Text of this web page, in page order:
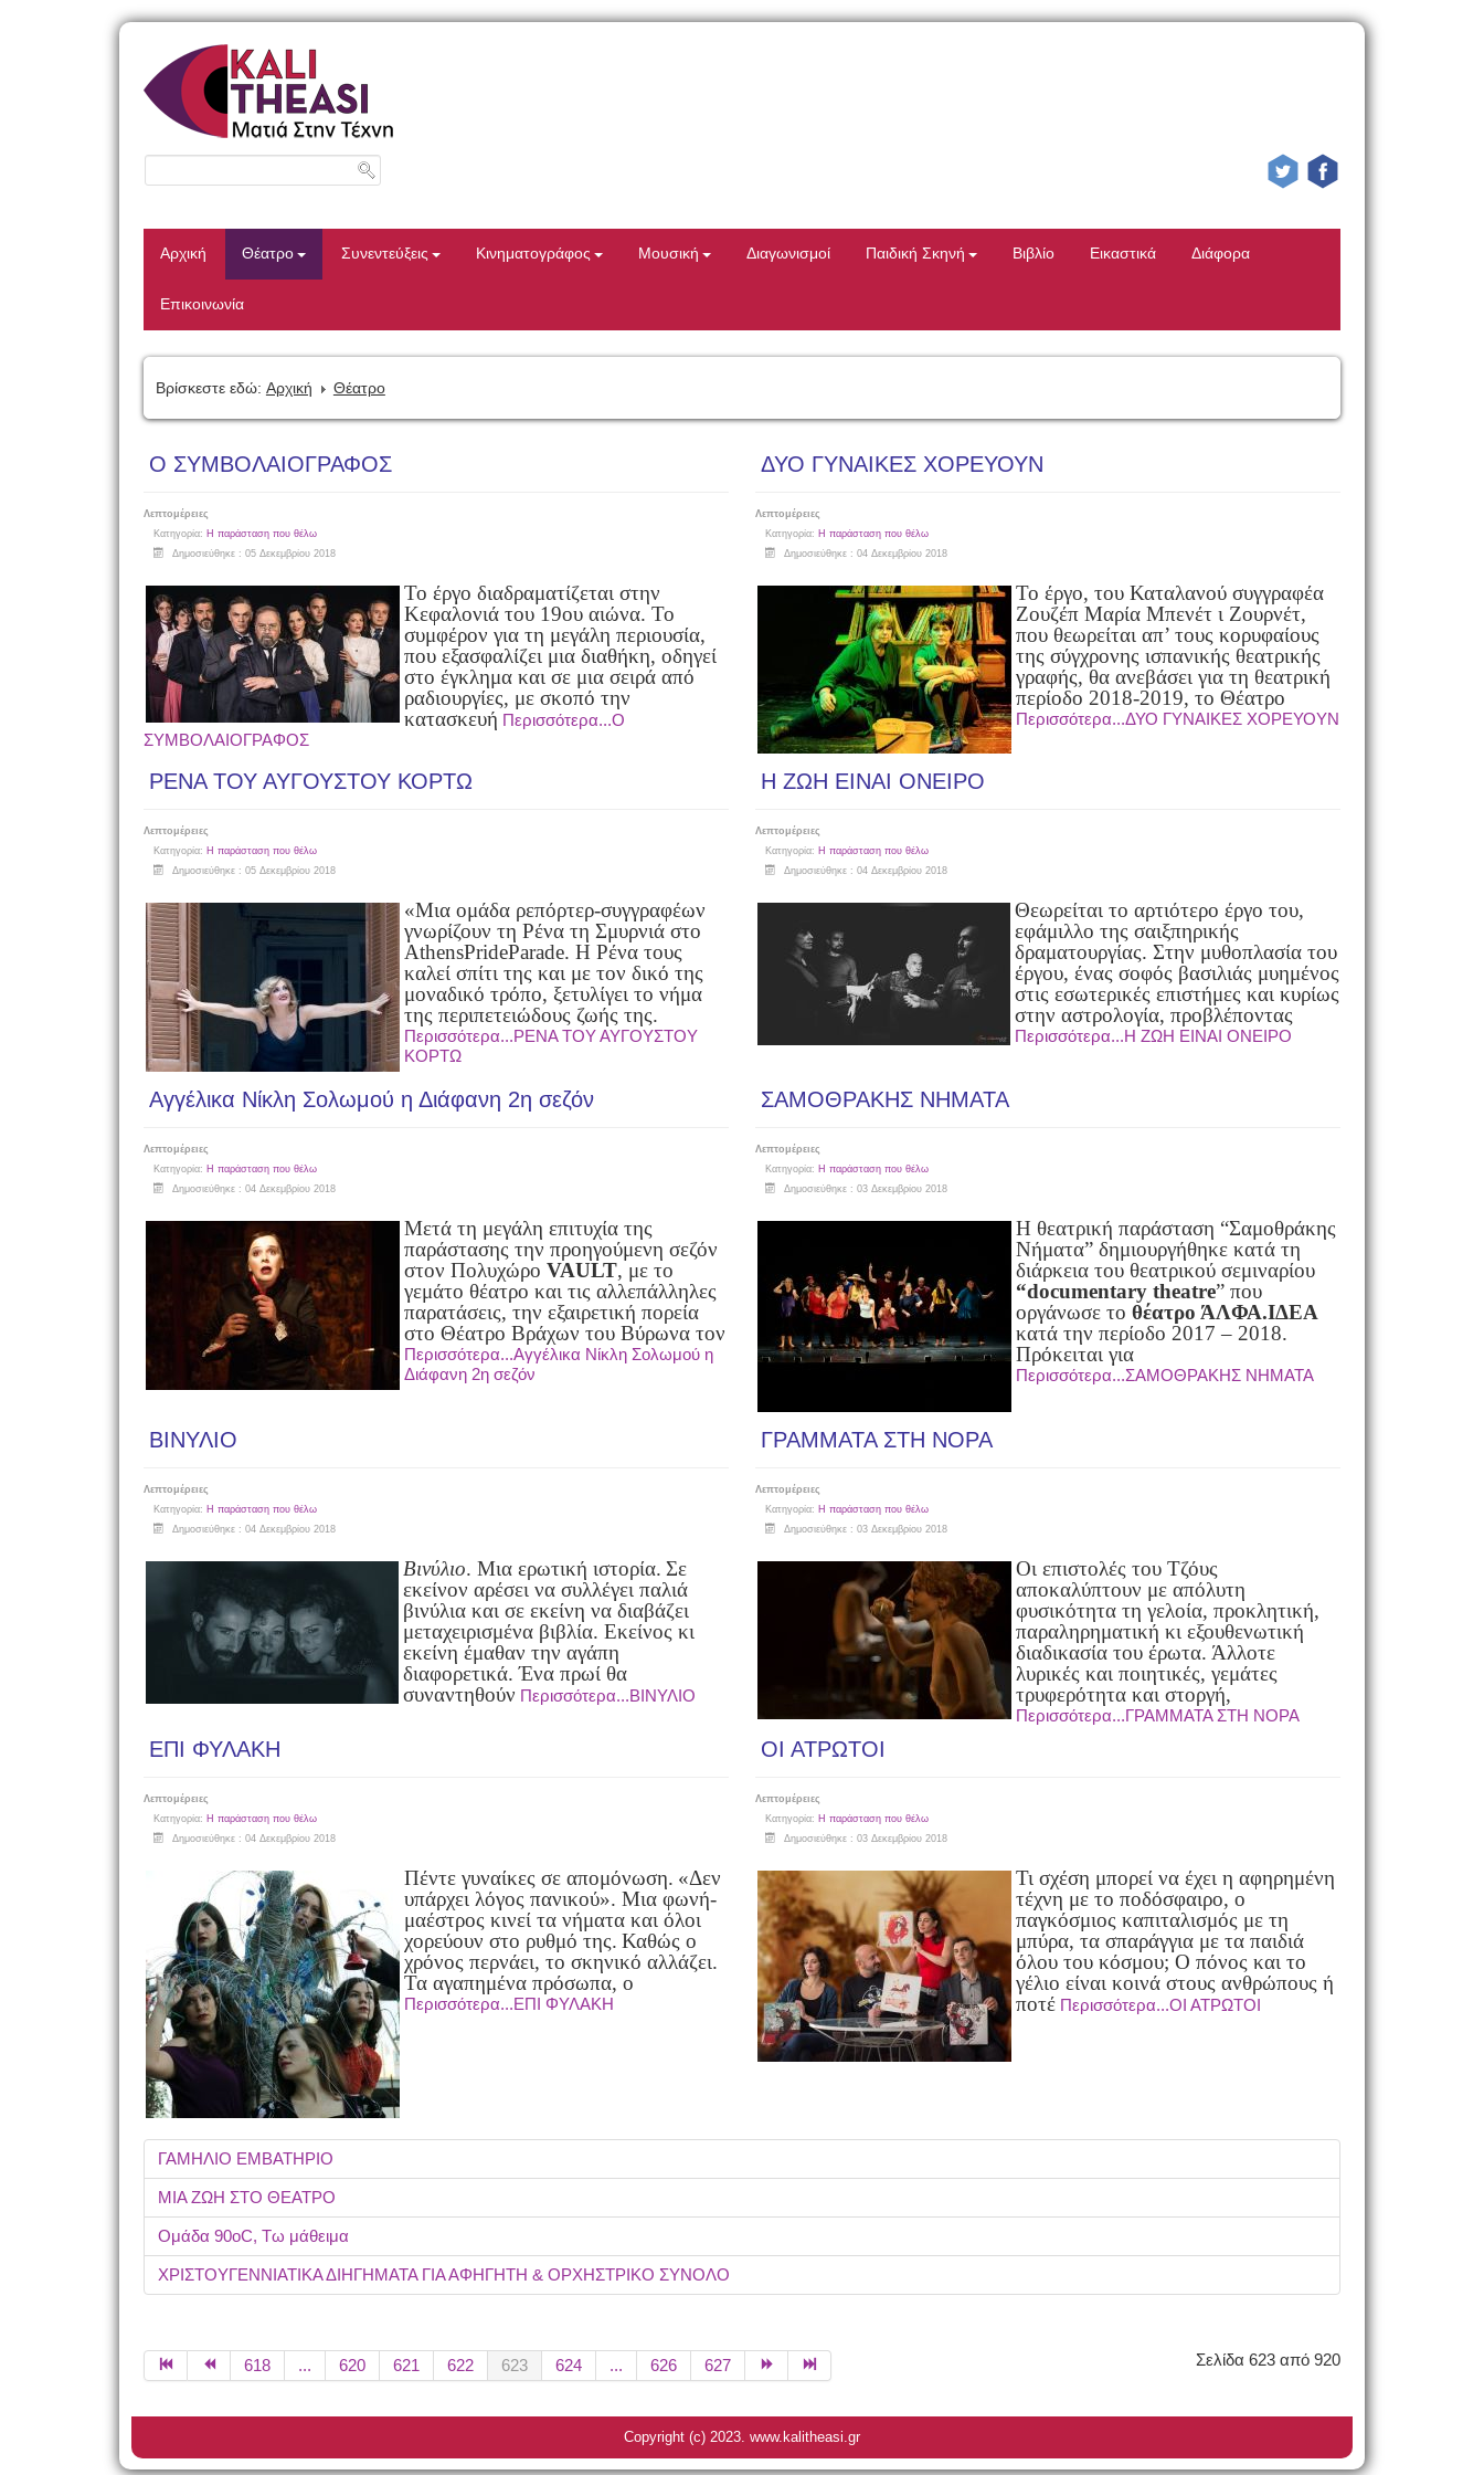
Αρχική Θέατρο Συνεντεύξεις Κινηματογράφος Μουσική Διαγωνισμοί Παιδική Σκηνή Βιβλίο Εικαστικά Διάφορα
Επικοινωνία
Βρίσκεστε εδώ: Αρχική Θέατρο
Ο ΣΥΜΒΟΛΑΙΟΓΡΑΦΟΣ
Λεπτομέρειες
Κατηγορία: Η παράσταση που θέλω
Δημοσιεύθηκε : 05 Δεκεμβρίου 2018
Το έργο διαδραματίζεται στην
Κεφαλονιά του 19ου αιώνα. Το
συμφέρον για τη μεγάλη περιουσία,
που εξασφαλίζει μια διαθήκη, οδηγεί
στο έγκλημα και σε μια σειρά από
ραδιουργίες, με σκοπό την
κατασκευή Περισσότερα...Ο
ΣΥΜΒΟΛΑΙΟΓΡΑΦΟΣ
ΔΥΟ ΓΥΝΑΙΚΕΣ ΧΟΡΕΥΟΥΝ
Λεπτομέρειες
Κατηγορία: Η παράσταση που θέλω
Δημοσιεύθηκε : 04 Δεκεμβρίου 2018
Το έργο, του Καταλανού συγγραφέα
Ζουζέπ Μαρία Μπενέτ ι Ζουρνέτ,
που θεωρείται απ’ τους κορυφαίους
της σύγχρονης ισπανικής θεατρικής
γραφής, θα ανεβάσει για τη θεατρική
περίοδο 2018-2019, το Θέατρο
Περισσότερα...ΔΥΟ ΓΥΝΑΙΚΕΣ ΧΟΡΕΥΟΥΝ
ΡΕΝΑ ΤΟΥ ΑΥΓΟΥΣΤΟΥ ΚΟΡΤΩ
Λεπτομέρειες
Κατηγορία: Η παράσταση που θέλω
Δημοσιεύθηκε : 05 Δεκεμβρίου 2018
«Μια ομάδα ρεπόρτερ-συγγραφέων
γνωρίζουν τη Ρένα τη Σμυρνιά στο
AthensPrideParade. Η Ρένα τους
καλεί σπίτι της και με τον δικό της
μοναδικό τρόπο, ξετυλίγει το νήμα
της περιπετειώδους ζωής της.
Περισσότερα...ΡΕΝΑ ΤΟΥ ΑΥΓΟΥΣΤΟΥ
ΚΟΡΤΩ
Η ΖΩΗ ΕΙΝΑΙ ΟΝΕΙΡΟ
Λεπτομέρειες
Κατηγορία: Η παράσταση που θέλω
Δημοσιεύθηκε : 04 Δεκεμβρίου 2018
Θεωρείται το αρτιότερο έργο του,
εφάμιλλο της σαιξπηρικής
δραματουργίας. Στην μυθοπλασία του
έργου, ένας σοφός βασιλιάς μυημένος
στις εσωτερικές επιστήμες και κυρίως
στην αστρολογία, προβλέποντας
Περισσότερα...Η ΖΩΗ ΕΙΝΑΙ ΟΝΕΙΡΟ
Αγγέλικα Νίκλη Σολωμού η Διάφανη 2η σεζόν
Λεπτομέρειες
Κατηγορία: Η παράσταση που θέλω
Δημοσιεύθηκε : 04 Δεκεμβρίου 2018
Μετά τη μεγάλη επιτυχία της
παράστασης την προηγούμενη σεζόν
στον Πολυχώρο VAULT, με το
γεμάτο θέατρο και τις αλλεπάλληλες
παρατάσεις, την εξαιρετική πορεία
στο Θέατρο Βράχων του Βύρωνα τον
Περισσότερα...Αγγέλικα Νίκλη Σολωμού η
Διάφανη 2η σεζόν
ΣΑΜΟΘΡΑΚΗΣ ΝΗΜΑΤΑ
Λεπτομέρειες
Κατηγορία: Η παράσταση που θέλω
Δημοσιεύθηκε : 03 Δεκεμβρίου 2018
Η θεατρική παράσταση “Σαμοθράκης
Νήματα” δημιουργήθηκε κατά τη
διάρκεια του θεατρικού σεμιναρίου
“documentary theatre” που
οργάνωσε το θέατρο ΆΛΦΑ.ΙΔΕΑ
κατά την περίοδο 2017 – 2018.
Πρόκειται για
Περισσότερα...ΣΑΜΟΘΡΑΚΗΣ ΝΗΜΑΤΑ
ΒΙΝΥΛΙΟ
Λεπτομέρειες
Κατηγορία: Η παράσταση που θέλω
Δημοσιεύθηκε : 04 Δεκεμβρίου 2018
Βινύλιο. Μια ερωτική ιστορία. Σε
εκείνον αρέσει να συλλέγει παλιά
βινύλια και σε εκείνη να διαβάζει
μεταχειρισμένα βιβλία. Εκείνος κι
εκείνη έμαθαν την αγάπη
διαφορετικά. Ένα πρωί θα
συναντηθούν Περισσότερα...ΒΙΝΥΛΙΟ
ΓΡΑΜΜΑΤΑ ΣΤΗ ΝΟΡΑ
Λεπτομέρειες
Κατηγορία: Η παράσταση που θέλω
Δημοσιεύθηκε : 03 Δεκεμβρίου 2018
Οι επιστολές του Τζόυς
αποκαλύπτουν με απόλυτη
φυσικότητα τη γελοία, προκλητική,
παραληρηματική κι εξουθενωτική
διαδικασία του έρωτα. Άλλοτε
λυρικές και ποιητικές, γεμάτες
τρυφερότητα και στοργή,
Περισσότερα...ΓΡΑΜΜΑΤΑ ΣΤΗ ΝΟΡΑ
ΕΠΙ ΦΥΛΑΚΗ
Λεπτομέρειες
Κατηγορία: Η παράσταση που θέλω
Δημοσιεύθηκε : 04 Δεκεμβρίου 2018
Πέντε γυναίκες σε απομόνωση. «Δεν
υπάρχει λόγος πανικού». Μια φωνή-
μαέστρος κινεί τα νήματα και όλοι
χορεύουν στο ρυθμό της. Καθώς ο
χρόνος περνάει, το σκηνικό αλλάζει.
Τα αγαπημένα πρόσωπα, ο
Περισσότερα...ΕΠΙ ΦΥΛΑΚΗ
ΟΙ ΑΤΡΩΤΟΙ
Λεπτομέρειες
Κατηγορία: Η παράσταση που θέλω
Δημοσιεύθηκε : 03 Δεκεμβρίου 2018
Τι σχέση μπορεί να έχει η αφηρημένη
τέχνη με το ποδόσφαιρο, ο
παγκόσμιος καπιταλισμός με τη
μπύρα, τα σπαράγγια με τα παιδιά
όλου του κόσμου; Ο πόνος και το
γέλιο είναι κοινά στους ανθρώπους ή
ποτέ Περισσότερα...ΟΙ ΑΤΡΩΤΟΙ
ΓΑΜΗΛΙΟ ΕΜΒΑΤΗΡΙΟ
ΜΙΑ ΖΩΗ ΣΤΟ ΘΕΑΤΡΟ
Ομάδα 90οC, Τω μάθειμα
ΧΡΙΣΤΟΥΓΕΝΝΙΑΤΙΚΑ ΔΙΗΓΗΜΑΤΑ ΓΙΑ ΑΦΗΓΗΤΗ & ΟΡΧΗΣΤΡΙΚΟ ΣΥΝΟΛΟ
Σελίδα 623 από 920
618 ... 620 621 622 623 624 ... 626 627
Copyright (c) 2023. www.kalitheasi.gr